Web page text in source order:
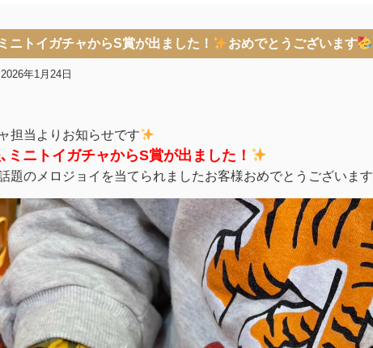
ミニトイガチャからS賞が出ました！ おめでとうございます
2026年1月24日
担当よりお知らせです
ミニトイガチャからS賞が出ました！
題のメロジョイを当てられましたお客様おめでとうございます